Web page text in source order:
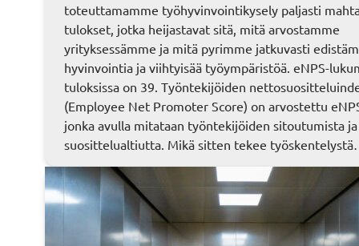
toteuttamamme työhyvinvointikysely paljasti
tulokset, jotka heijastavat sitä, mitä arvostamme
yrityksessämme ja mitä pyrimme jatkuvasti
hyvinvointia ja viihtyisää työympäristöä. eNPS-
tuloksissa on 39. Työntekijöiden
(Employee Net Promoter Score) on arvostettu
jonka avulla mitataan työntekijöiden sitoutumista ja
suosittelualtiutta. Mikä sitten tekee